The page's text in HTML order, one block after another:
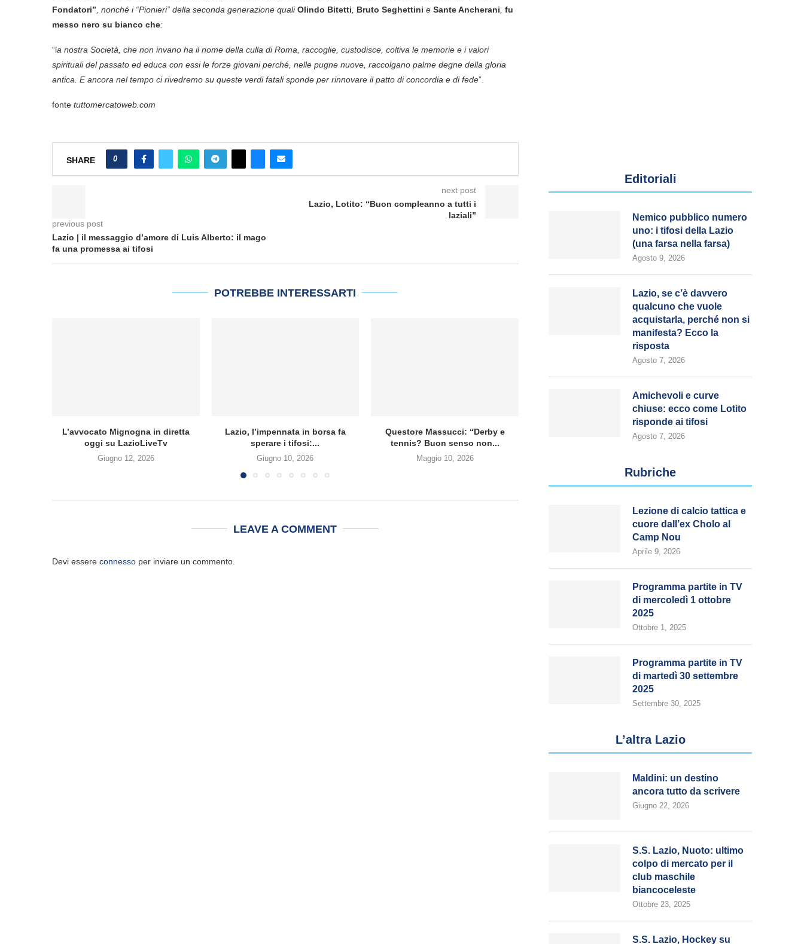
Fondatori” , nonché i “Pionieri” della seconda generazione qualiOlindo Bitetti Bruto Seghettini e Sante Ancherani fu
messo nero su bianco che:
“la nostra Società, che non invano ha il nome della culla di Roma, raccoglie, custodisce, coltiva le memorie e i valori
spirituali del passato ed educa con essi le forze giovani perché, nelle pugne nuove, raccolgano palme degne della gloria
antica. E ancora nel tempo ci rivedremo su queste verdi fatali sponde per rinnovare il patto di concordia e di fede”.
fonte tuttomercatoweb.com
SHARE 0
previous post
Lazio | il messaggio d’amore di Luis Alberto: il mago
fa una promessa ai tifosi
next post
Lazio, Lotito: “Buon compleanno a tutti i
laziali”
POTREBBE INTERESSARTI
L’avvocato Mignogna in diretta
oggi su LazioLiveTv
Giugno 12, 2026
Lazio, l’impennata in borsa fa
sperare i tifosi:...
Giugno 10, 2026
Questore Massucci: “Derby e
tennis? Buon senso non...
Maggio 10, 2026
Dominio inglese: tre squadre in
LEAVE A COMMENT
Devi essere connesso per inviare un commento.
Editoriali
Nemico pubblico numero
uno: i tifosi della Lazio
(una farsa nella farsa)
Agosto 9, 2026
Lazio, se c’è davvero
qualcuno che vuole
acquistarla, perché non si
manifesta? Ecco la
risposta
Agosto 7, 2026
Amichevoli e curve
chiuse: ecco come Lotito
risponde ai tifosi
Agosto 7, 2026
Rubriche
Lezione di calcio tattica e
cuore dall’ex Cholo al
Camp Nou
Aprile 9, 2026
Programma partite in TV
di mercoledì 1 ottobre
2025
Ottobre 1, 2025
Programma partite in TV
di martedì 30 settembre
2025
Settembre 30, 2025
L’altra Lazio
Maldini: un destino
ancora tutto da scrivere
Giugno 22, 2026
S.S. Lazio, Nuoto: ultimo
colpo di mercato per il
club maschile
biancoceleste
Ottobre 23, 2025
S.S. Lazio, Hockey su